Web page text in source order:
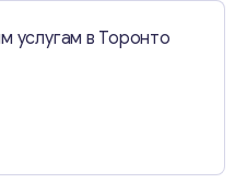
услугам в Торонто